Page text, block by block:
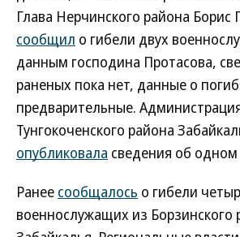
Глава Нерчинского района Борис
сообщил о гибели двух
данным господина Протасова,
раненых пока нет, данные о
предварительные.
Тунгокоченского района
опубликовала сведения об
Ранее сообщалось о гибели
военнослужащих из Борзинского